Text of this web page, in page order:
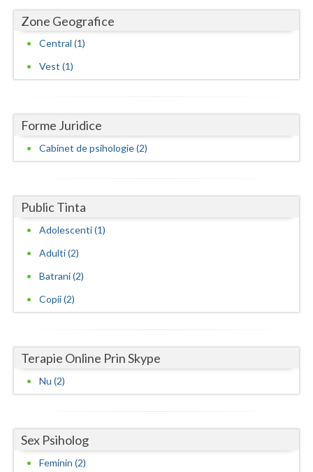
Olt
Prahova
Satu-Mare
Sibiu
Teleorman
Timis
Tulcea
Vaslui
Zone Geografice
Central (1)
Vest (1)
Forme Juridice
Cabinet de psihologie (2)
Public Tinta
Adolescenti (1)
Adulti (2)
Batrani (2)
Copii (2)
Terapie Online Prin Skype
Nu (2)
Sex Psiholog
Feminin (2)